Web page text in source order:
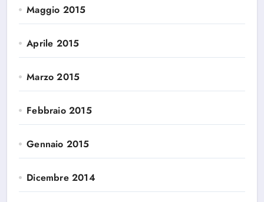
Maggio 2015
Aprile 2015
Marzo 2015
Febbraio 2015
Gennaio 2015
Dicembre 2014